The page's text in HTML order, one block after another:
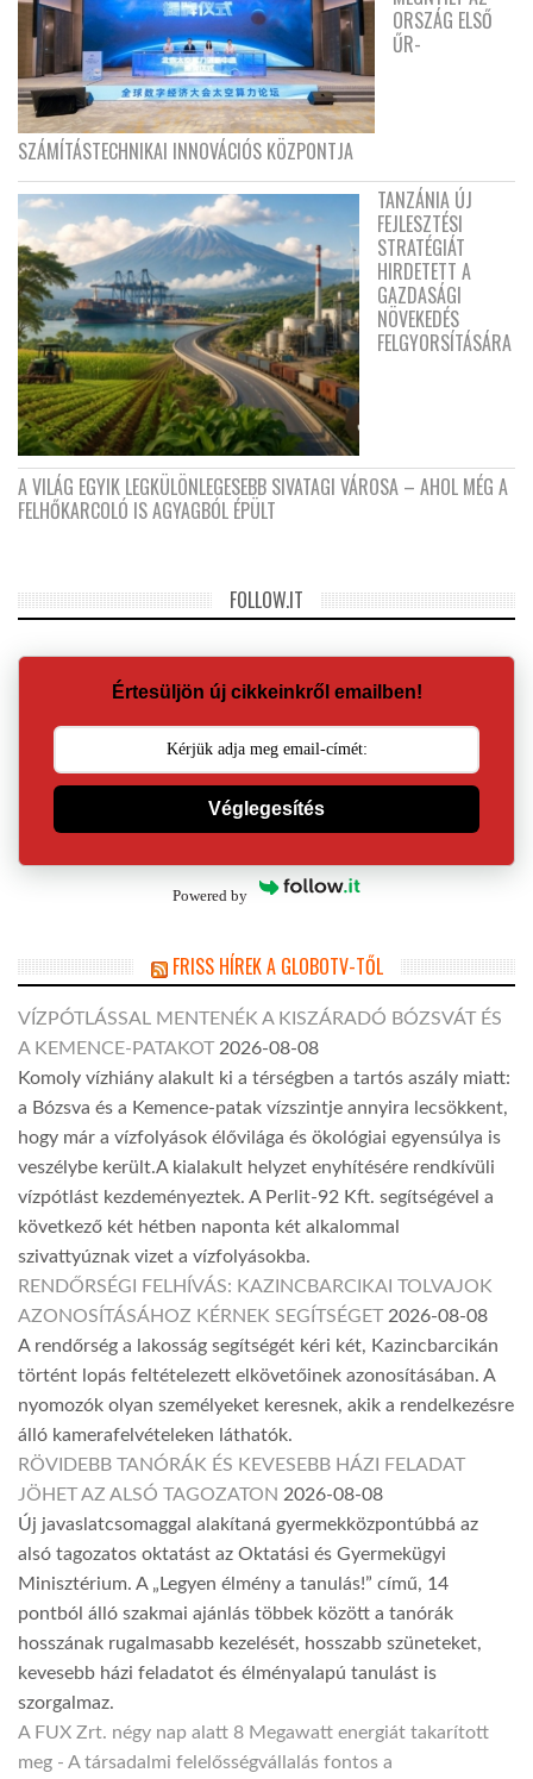
ORSZÁG ELSŐ
ŰR-
SZÁMÍTÁSTECHNIKAI INNOVÁCIÓS KÖZPONTJA
TANZÁNIA ÚJ
FEJLESZTÉSI
STRATÉGIÁT
HIRDETETT A
GAZDASÁGI
NÖVEKEDÉS
FELGYORSÍTÁSÁRA
A VILÁG EGYIK LEGKÜLÖNLEGESEBB SIVATAGI VÁROSA – AHOL MÉG A
FELHŐKARCOLÓ IS AGYAGBÓL ÉPÜLT
FOLLOW.IT
Értesüljön új cikkeinkről emailben!
Véglegesítés
Powered by
FRISS HÍREK A GLOBOTV-TŐL
VÍZPÓTLÁSSAL MENTENÉK A KISZÁRADÓ BÓZSVÁT ÉS
A KEMENCE-PATAKOT 2026-08-08
Komoly vízhiány alakult ki a térségben a tartós aszály miatt:
a Bózsva és a Kemence-patak vízszintje annyira lecsökkent,
hogy már a vízfolyások élővilága és ökológiai egyensúlya is
veszélybe került.A kialakult helyzet enyhítésére rendkívüli
vízpótlást kezdeményeztek. A Perlit-92 Kft. segítségével a
következő két hétben naponta két alkalommal
szivattyúznak vizet a vízfolyásokba.
RENDŐRSÉGI FELHÍVÁS: KAZINCBARCIKAI TOLVAJOK
AZONOSÍTÁSÁHOZ KÉRNEK SEGÍTSÉGET 2026-08-08
A rendőrség a lakosság segítségét kéri két, Kazincbarcikán
történt lopás feltételezett elkövetőinek azonosításában. A
nyomozók olyan személyeket keresnek, akik a rendelkezésre
álló kamerafelvételeken láthatók.
RÖVIDEBB TANÓRÁK ÉS KEVESEBB HÁZI FELADAT
JÖHET AZ ALSÓ TAGOZATON 2026-08-08
Új javaslatcsomaggal alakítaná gyermekközpontúbbá az
alsó tagozatos oktatást az Oktatási és Gyermekügyi
Minisztérium. A „Legyen élmény a tanulás!” című, 14
pontból álló szakmai ajánlás többek között a tanórák
hosszának rugalmasabb kezelését, hosszabb szüneteket,
kevesebb házi feladatot és élményalapú tanulást is
szorgalmaz.
A FUX Zrt. négy nap alatt 8 Megawatt energiát takarított
meg - A társadalmi felelősségvállalás fontos a